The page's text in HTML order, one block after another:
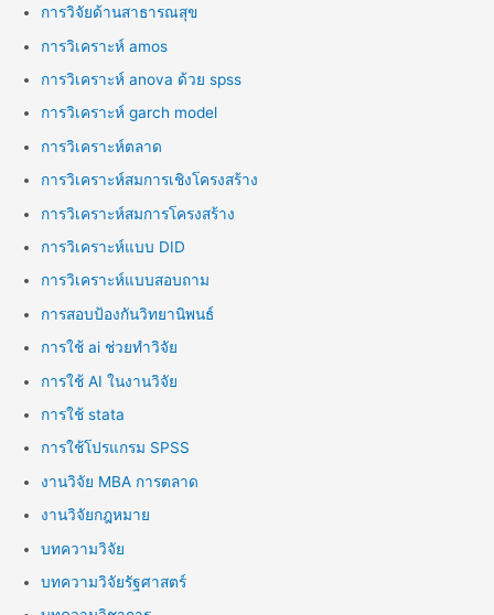
การวิจัยด้านสาธารณสุข
การวิเคราะห์ amos
การวิเคราะห์ anova ด้วย spss
การวิเคราะห์ garch model
การวิเคราะห์ตลาด
การวิเคราะห์สมการเชิงโครงสร้าง
การวิเคราะห์สมการโครงสร้าง
การวิเคราะห์แบบ DID
การวิเคราะห์แบบสอบถาม
การสอบป้องกันวิทยานิพนธ์
การใช้ ai ช่วยทำวิจัย
การใช้ AI ในงานวิจัย
การใช้ stata
การใช้โปรแกรม SPSS
งานวิจัย MBA การตลาด
งานวิจัยกฎหมาย
บทความวิจัย
บทความวิจัยรัฐศาสตร์